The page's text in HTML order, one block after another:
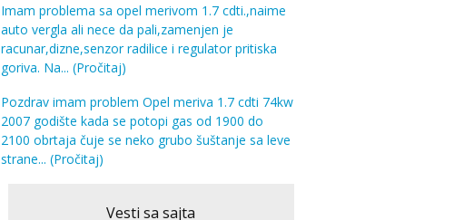
Imam problema sa opel merivom 1.7 cdti.,naime
auto vergla ali nece da pali,zamenjen je
racunar,dizne,senzor radilice i regulator pritiska
goriva. Na... (Pročitaj)
Pozdrav imam problem Opel meriva 1.7 cdti 74kw
2007 godište kada se potopi gas od 1900 do
2100 obrtaja čuje se neko grubo šuštanje sa leve
strane... (Pročitaj)
Vesti sa sajta